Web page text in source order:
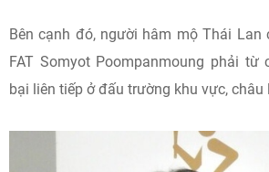
Bên cạnh đó, người hâm mộ Thái Lan
FAT Somyot Poompanmoung phải từ
bại liên tiếp ở đấu trường khu vực, châu